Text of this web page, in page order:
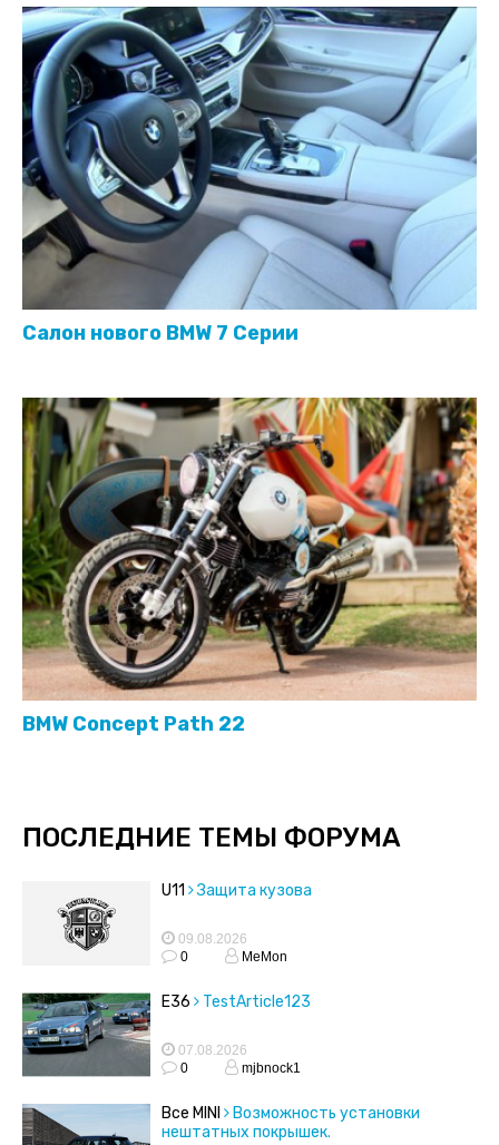
Салон нового BMW 7 Серии
BMW Concept Path 22
ПОСЛЕДНИЕ ТЕМЫ ФОРУМА
U11 Защита кузова
09.08.2026
0
MeMon
E36 TestArticle123
07.08.2026
0
mjbnock1
Все MINI
Возможность установки
нештатных покрышек.